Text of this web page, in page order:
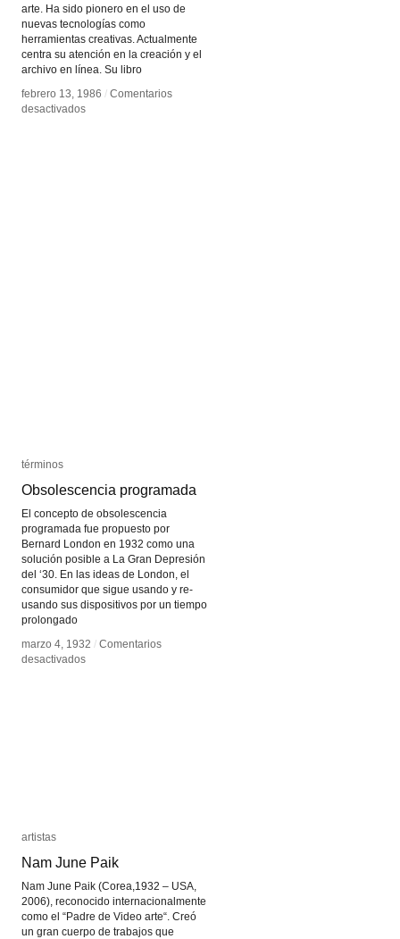
arte. Ha sido pionero en el uso de
nuevas tecnologías como
herramientas creativas. Actualmente
centra su atención en la creación y el
archivo en línea. Su libro
febrero 13, 1986 / Comentarios
desactivadosen
febrero 13, 1986 / Comentarios
desactivadosen
términos
Obsolescencia programada
El concepto de obsolescencia
programada fue propuesto por
Bernard London en 1932 como una
solución posible a La Gran Depresión
del ‘30. En las ideas de London, el
consumidor que sigue usando y re-
usando sus dispositivos por un tiempo
prolongado
marzo 4, 1932 / Comentarios
desactivadosen
términos
Obsolescencia programada
marzo 4, 1932 / Comentarios
desactivadosen
artistas
Nam June Paik
Nam June Paik (Corea,1932 – USA,
2006), reconocido internacionalmente
como el “Padre de Video arte“. Creó
un gran cuerpo de trabajos que
artistas
Nam June Paik